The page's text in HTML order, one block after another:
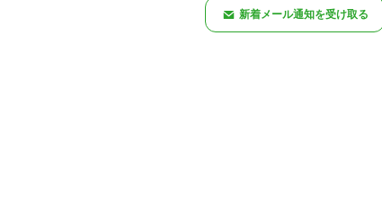
新着メール通知を受け取る